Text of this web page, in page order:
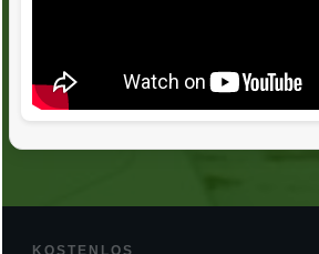
KOSTENLOS